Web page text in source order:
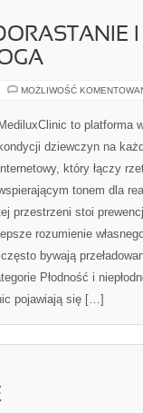
MOŻLIWOŚĆ
MediluxClinic to platforma
kondycji dziewczyn na
który łączy
tonem dla
przestrzeni stoi
lepsze rozumienie
bywają
Płodność i
pojawiają się […]